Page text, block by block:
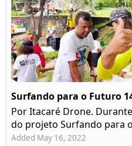
Surfando para o Futuro
Por Itacaré Drone.
do projeto Surfando para
Added May 16, 2022